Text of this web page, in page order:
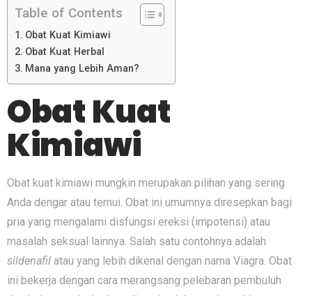
Table of Contents
Obat Kuat Kimiawi
Obat Kuat Herbal
Mana yang Lebih Aman?
Obat Kuat
Kimiawi
Obat kuat kimiawi mungkin merupakan pilihan yang sering
Anda dengar atau temui. Obat ini umumnya diresepkan bagi
pria yang mengalami disfungsi ereksi (impotensi) atau
masalah seksual lainnya. Salah satu contohnya adalah
sildenafil atau yang lebih dikenal dengan nama Viagra. Obat
ini bekerja dengan cara merangsang pelebaran pembuluh